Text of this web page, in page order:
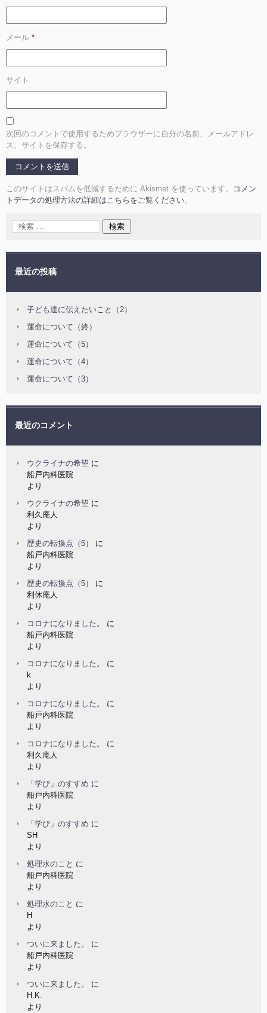
メール *
サイト
次回のコメントで使用するためブラウザーに自分の名前、メールアドレ
ス、サイトを保存する。
このサイトはスパムを低減するために Akismet を使っています。
コメン
トデータの処理方法の詳細はこちらをご覧ください。
最近の投稿
子ども達に伝えたいこと（2）
運命について（終）
運命について（5）
運命について（4）
運命について（3）
最近のコメント
ウクライナの希望 に
船戸内科医院
より
ウクライナの希望 に
利久庵人
より
歴史の転換点（5）
に
船戸内科医院
より
歴史の転換点（5）
に
利休庵人
より
コロナになりました。
に
船戸内科医院
より
コロナになりました。
に
k
より
コロナになりました。
に
船戸内科医院
より
コロナになりました。
に
利久庵人
より
「学び」のすすめ に
船戸内科医院
より
「学び」のすすめ に
SH
より
処理水のこと に
船戸内科医院
より
処理水のこと に
H
より
ついに来ました。
に
船戸内科医院
より
ついに来ました。
に
H.K.
より